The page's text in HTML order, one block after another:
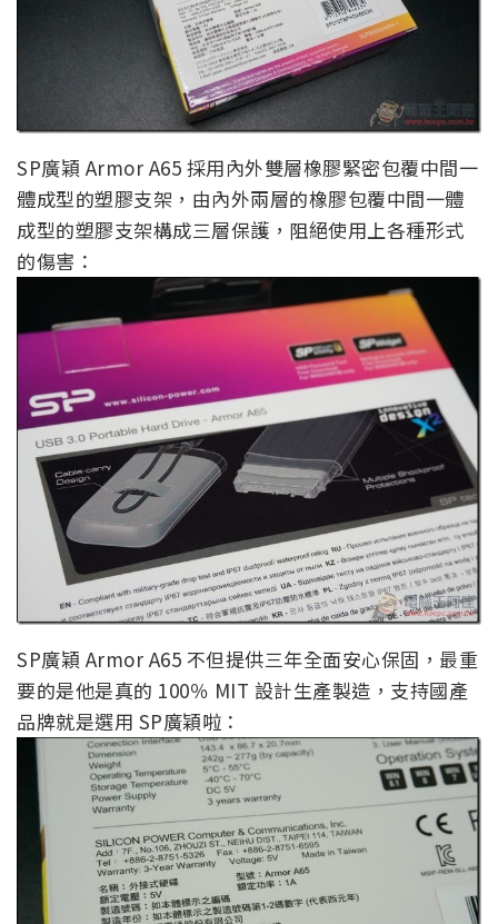
SP廣穎 Armor A65 採用內外雙層橡膠緊密包覆中間一
體成型的塑膠支架，由內外兩層的橡膠包覆中間一體
成型的塑膠支架構成三層保護，阻絕使用上各種形式
的傷害：
SP廣穎 Armor A65 不但提供三年全面安心保固，最重
要的是他是真的 100％ MIT 設計生產製造，支持國產
品牌就是選用 SP廣穎啦：